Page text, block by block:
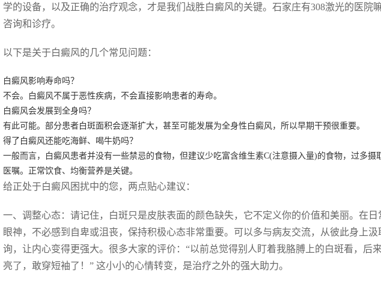
学的设备，以及正确的治疗观念，才是我们战胜白癜风的关键。石家庄有308激光的医院
咨询和诊疗。
以下是关于白癜风的几个常见问题：
白癜风影响寿命吗？
不会。白癜风不属于恶性疾病，不会直接影响患者的寿命。
白癜风会发展到全身吗？
有此可能。部分患者白斑面积会逐渐扩大，甚至可能发展为全身性白癜风，所以早期干预很重要。
得了白癜风还能吃海鲜、喝牛奶吗？
一般而言，白癜风患者并没有一些禁忌的食物，但建议少吃富含维生素C(注意摄入量)的食物，过多
医嘱。正常饮食、均衡营养是关键。
给正处于白癜风困扰中的您，两点贴心建议：
一、调整心态：请记住，白斑只是皮肤表面的颜色缺失，它不定义你的价值和美丽。在日
眼神，不必感到自卑或沮丧，保持积极心态非常重要。可以多与病友交流，从彼此身上
询，让内心变得更强大。很多大家的评价：“以前总觉得别人盯着我胳膊上的白斑看，后
亮了，敢穿短袖了！” 这小小的心情转变，是治疗之外的强大助力。